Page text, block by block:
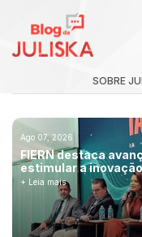
SOBRE
Ago 07, 2026
FIERN destaca
estimular a
+ Leia mais